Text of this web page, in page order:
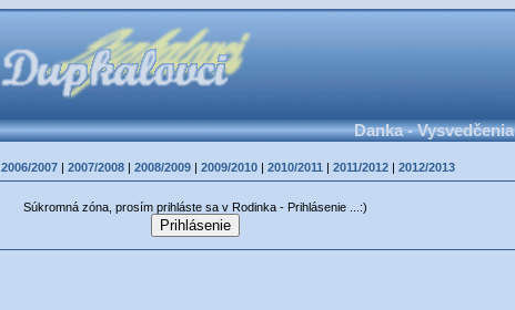
Danka - Vysvedčenia
2006/2007 | 2007/2008 | 2008/2009 | 2009/2010 | 2010/2011 | 2011/2012 | 2012/2013
Súkromná zóna, prosím prihláste sa v Rodinka - Prihlásenie ...:)